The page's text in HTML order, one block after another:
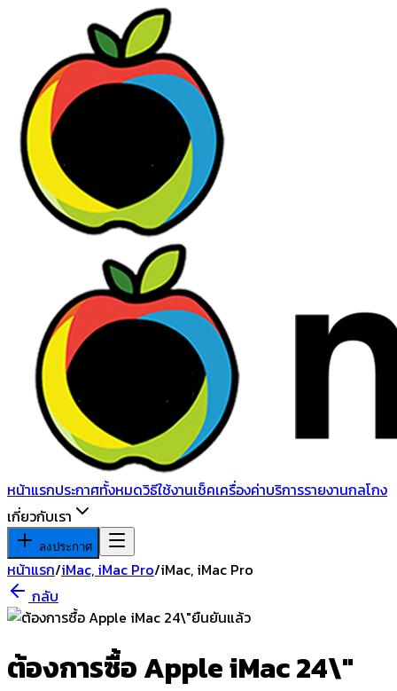
หน้าแรกประกาศทั้งหมดวิธีใช้งานเช็คเครื่องค่าบริการรายงานกลโกง
เกี่ยวกับเรา
ลงประกาศ
หน้าแรก/iMac, iMac Pro/iMac, iMac Pro
กลับ
ยืนยันแล้ว
ต้องการซื้อ Apple iMac 24\"